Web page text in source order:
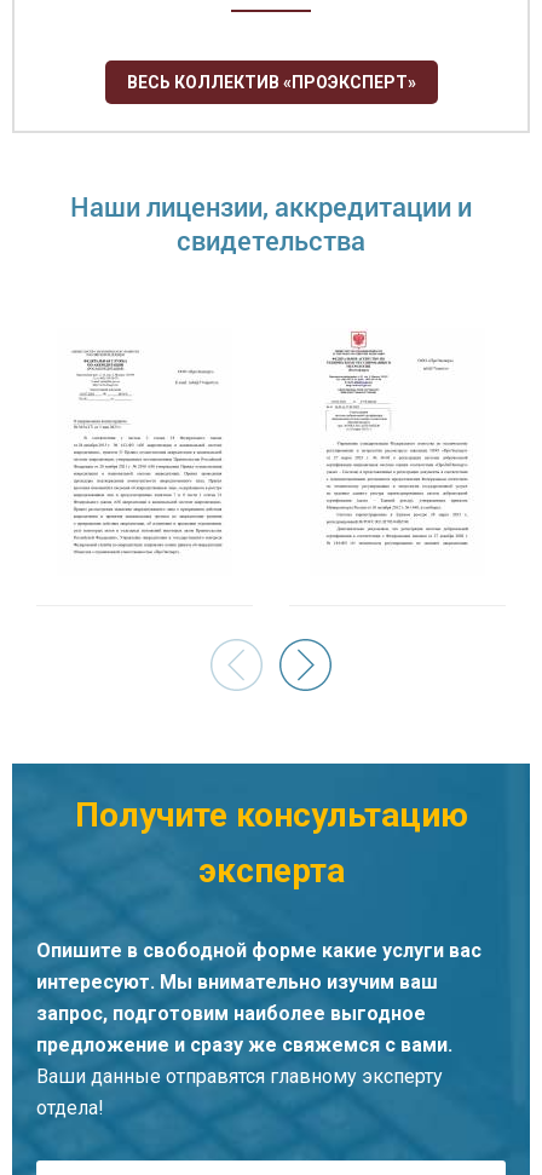
ВЕСЬ КОЛЛЕКТИВ «ПРОЭКСПЕРТ»
Наши лицензии, аккредитации и
свидетельства
Получите консультацию
эксперта
Опишите в свободной форме какие услуги вас
интересуют. Мы внимательно изучим ваш
запрос, подготовим наиболее выгодное
предложение и сразу же свяжемся с вами.
Ваши данные отправятся главному эксперту
отдела!